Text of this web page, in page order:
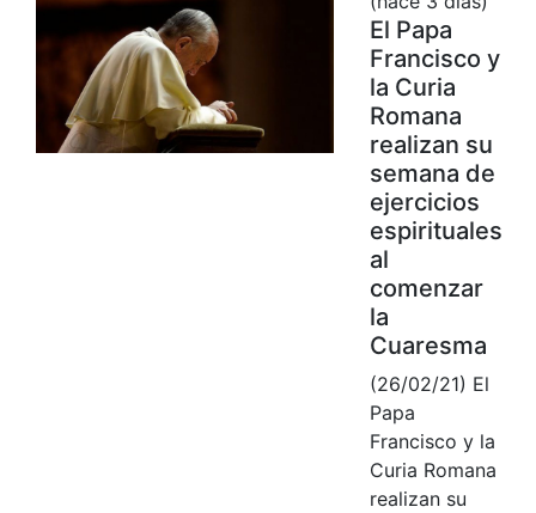
El Papa
Francisco y
la Curia
Romana
realizan su
semana de
ejercicios
espirituales
al
comenzar
la
Cuaresma
(26/02/21) El
Papa
Francisco y la
Curia Romana
realizan su